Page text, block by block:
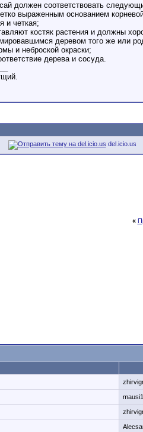
должен соответствовать
выраженным основанием
и четкая;
костяк растения и должны
деревом того же или
и неброской окраски;
дерева и сосуда.
del.icio.us
«